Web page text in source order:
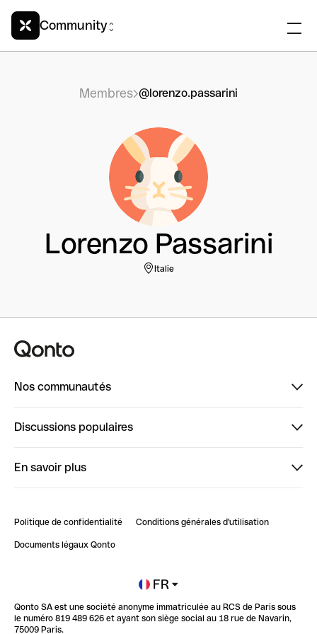
Community
Membres @lorenzo.passarini
Lorenzo Passarini
Italie
Nos communautés
ClubQonto
Discussions populaires
Impact de l'IA sur les carrières/productivité
En savoir plus
Blog
Newsroom
Glossaire finance
Politique de confidentialité Conditions générales d'utilisation
Documents légaux Qonto
FR
Qonto SA est une société anonyme immatriculée au RCS de Paris sous
le numéro 819 489 626 et ayant son siège social au 18 rue de Navarin,
75009 Paris.